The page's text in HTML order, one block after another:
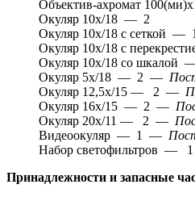
Объектив-ахромат
Окуляр 10х/18 — 2
Окуляр 10х/18 с сеткой
Окуляр 10х/18 с
Окуляр 10х/18 со
Окуляр 5х/18 — 2 —
Окуляр 12,5х/15 — 2 —
Окуляр 16х/15 — 2 —
Окуляр 20х/11 — 2 —
Видеоокуляр — 1 —
Набор светофильтров — 1
Принадлежности и запасные